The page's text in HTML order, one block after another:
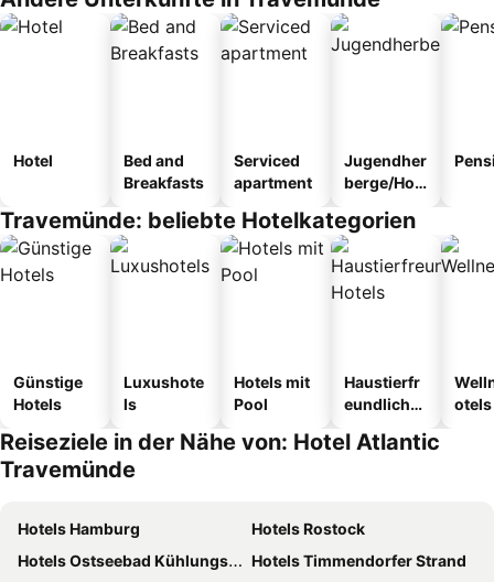
Hotel
Bed and
Breakfasts
Serviced
apartment
Jugendher
berge/Hos
Travemünde: beliebte Hotelkategorien
Günstige
Hotels
Luxushote
ls
Hotels mit
Pool
Haustierfr
eundliche
otels
Reiseziele in der Nähe von: Hotel Atlantic
Travemünde
Hotels Hamburg
Hotels Rostock
Hotels Ostseebad Kühlungsborn
Hotels Timmendorfer Strand